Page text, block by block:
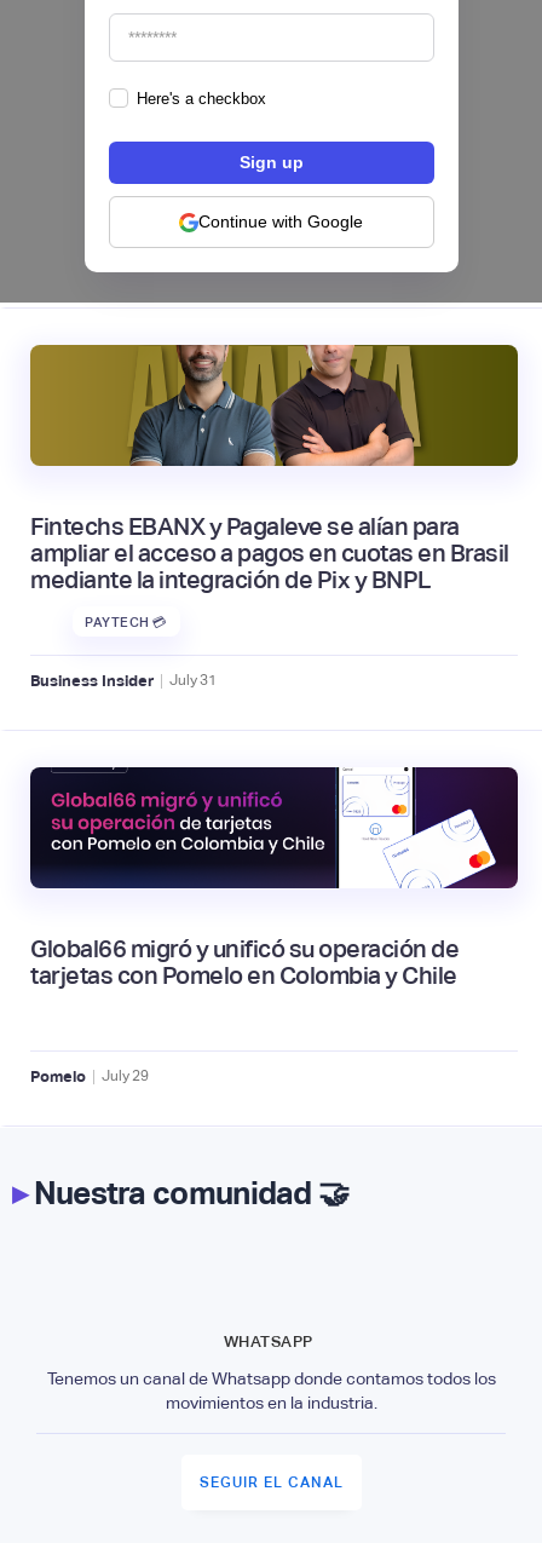
Here's a checkbox
Continue with Google
pago de servicios desde su app en México
NEOBANCOS 📲
August
Fintechs EBANX y Pagaleve se alían para
ampliar el acceso a pagos en cuotas en Brasil
mediante la integración de Pix y BNPL
PAYTECH 💳
Business Insider | July31
Global66 migró y unificó su operación de
tarjetas con Pomelo en Colombia y Chile
Pomelo | July29
▸Nuestra comunidad 🤝
WHATSAPP
Tenemos un canal de Whatsapp donde contamos todos los
movimientos en la industria.
SEGUIR EL CANAL